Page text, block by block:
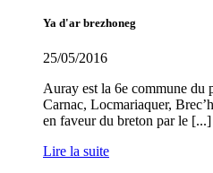
Ya d'ar brezhoneg
25/05/2016
Auray est la 6e commune du
Carnac, Locmariaquer,
en faveur du breton par le [...]
Lire la suite